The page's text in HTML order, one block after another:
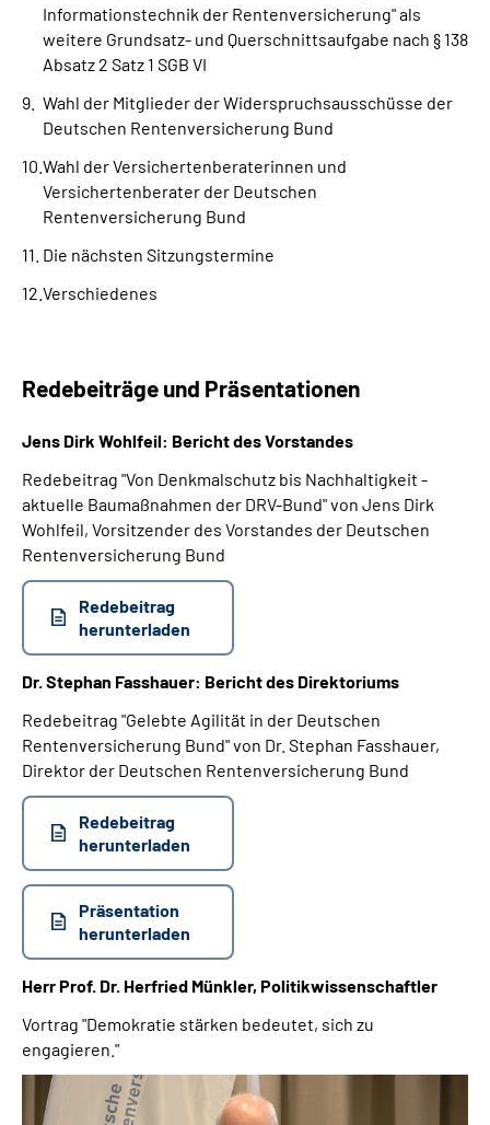
Informationstechnik der Rentenversicherung" als
weitere Grundsatz- und Querschnittsaufgabe nach § 138
Absatz 2 Satz 1 SGB VI
Wahl der Mitglieder der Widerspruchsausschüsse der
Deutschen Rentenversicherung Bund
Wahl der Versichertenberaterinnen und
Versichertenberater der Deutschen
Rentenversicherung Bund
Die nächsten Sitzungstermine
Verschiedenes
Redebeiträge und Präsentationen
Jens Dirk Wohlfeil: Bericht des Vorstandes
Redebeitrag "Von Denkmalschutz bis Nachhaltigkeit -
aktuelle Baumaßnahmen der DRV-Bund" von Jens Dirk
Wohlfeil, Vorsitzender des Vorstandes der Deutschen
Rentenversicherung Bund
Redebeitrag
herunterladen
Dr. Stephan Fasshauer: Bericht des Direktoriums
Redebeitrag "Gelebte Agilität in der Deutschen
Rentenversicherung Bund" von Dr. Stephan Fasshauer,
Direktor der Deutschen Rentenversicherung Bund
Redebeitrag
herunterladen
Präsentation
herunterladen
Herr Prof. Dr. Herfried Münkler, Politikwissenschaftler
Vortrag "Demokratie stärken bedeutet, sich zu
engagieren."